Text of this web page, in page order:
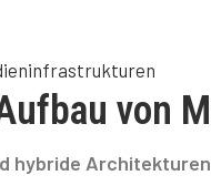
von
hybride